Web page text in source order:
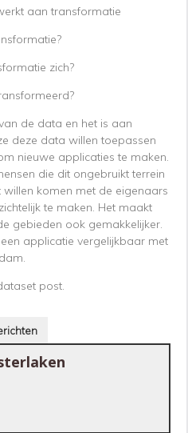
aan transformatie
zich?
de data en het is aan
deze data willen toepassen
nieuwe applicaties te maken.
die dit ongebruikt terrein
komen met de eigenaars
te maken. Het maakt
gebieden ook gemakkelijker.
applicatie vergelijkbaar met
post.